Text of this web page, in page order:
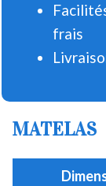
frais
MATELAS